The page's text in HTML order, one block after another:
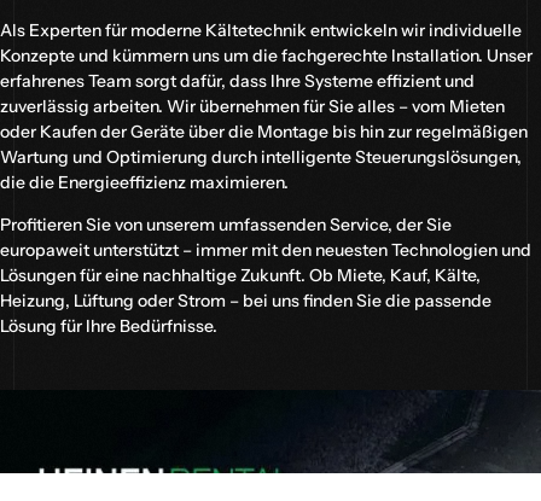
Als Experten für moderne Kältetechnik entwickeln wir individuelle
Konzepte und kümmern uns um die fachgerechte Installation. Unser
erfahrenes Team sorgt dafür, dass Ihre Systeme effizient und
zuverlässig arbeiten. Wir übernehmen für Sie alles – vom Mieten
oder Kaufen der Geräte über die Montage bis hin zur regelmäßigen
Wartung und Optimierung durch intelligente Steuerungslösungen,
die die Energieeffizienz maximieren.
Profitieren Sie von unserem umfassenden Service, der Sie
europaweit unterstützt – immer mit den neuesten Technologien und
Lösungen für eine nachhaltige Zukunft. Ob Miete, Kauf, Kälte,
Heizung, Lüftung oder Strom – bei uns finden Sie die passende
Lösung für Ihre Bedürfnisse.